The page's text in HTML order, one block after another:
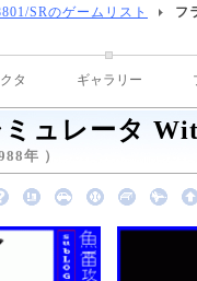
SRのゲームリスト フ
タ ギャラリー
ュレータ
年 ）